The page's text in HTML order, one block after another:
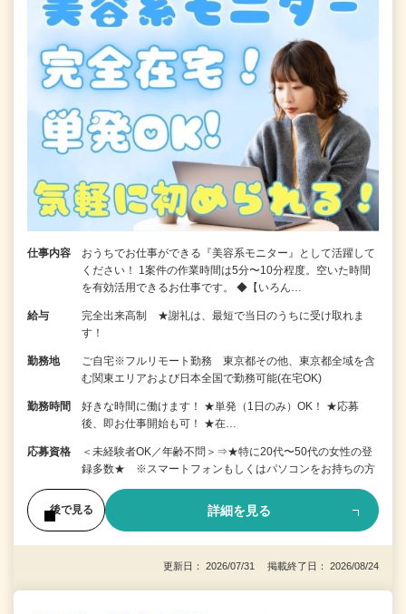
仕事内容
おうちでお仕事ができる『美容系モニター』として活躍して
ください！ 1案件の作業時間は5分〜10分程度。空いた時間
を有効活用できるお仕事です。 ◆【いろん…
給与
完全出来高制 ★謝礼は、最短で当日のうちに受け取れま
す！
勤務地
ご自宅※フルリモート勤務 東京都その他、東京都全域を含
む関東エリアおよび日本全国で勤務可能(在宅OK)
勤務時間
好きな時間に働けます！ ★単発（1日のみ）OK！ ★応募
後、即お仕事開始も可！ ★在…
応募資格
＜未経験者OK／年齢不問＞⇒★特に20代〜50代の女性の登
録多数★ ※スマートフォンもしくはパソコンをお持ちの方
後で見る 詳細を見る
更新日： 2026/07/31 掲載終了日： 2026/08/24